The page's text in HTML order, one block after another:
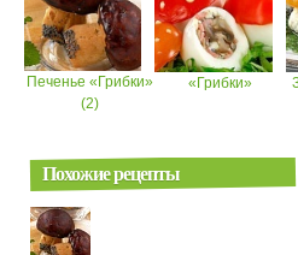
Печенье «Грибки»
(2)
«Грибки»
Похожие рецепты